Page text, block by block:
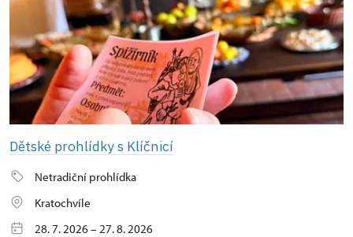
Dětské prohlídky s Klíčnicí
Netradiční prohlídka
Kratochvíle
28. 7. 2026 – 27. 8. 2026